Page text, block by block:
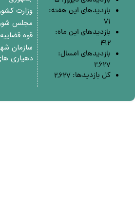
بازدیدهای این هفته:
71
بازدیدهای این ماه:
412
بازدیدهای امسال:
2,627
کل بازدیدها: 2,627
وزارت
مجلس
قوه
سازمان
دهیاری